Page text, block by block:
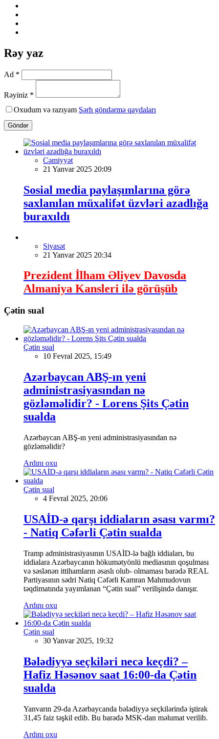
Rəy yaz
Ad *
Rəyiniz *
Oxudum və razıyam Şərh göndərmə qaydaları
Göndər
Cəmiyyət
21 Yanvar 2025 20:09
Sosial media paylaşımlarına görə
saxlanılan müxalifət üzvləri azadlığa
buraxıldı
Siyasət
21 Yanvar 2025 20:34
Prezident İlham Əliyev Davosda
Almaniya Kansleri ilə görüşüb
Çətin sual
Çətin sual
10 Fevral 2025, 15:49
Azərbaycan ABŞ-ın yeni
administrasiyasından nə
gözləməlidir? - Lorens Şits Çətin
sualda
Azərbaycan ABŞ-ın yeni administrasiyasından nə
gözləməlidir?
Ardını oxu
Çətin sual
4 Fevral 2025, 20:06
USAİD-ə qarşı iddiaların əsası varmı?
- Natiq Cəfərli Çətin sualda
Tramp administrasiyasının USAİD-lə bağlı iddiaları, bu
iddialara Azərbaycanın hökumətyönlü mediasının qoşulması
və səslənən ittihamların əsaslı olub- olmaması barədə REAL
Partiyasının sədri Natiq Cəfərli Kamran Mahmudovun
təqdimatında yayımlanan “Çətin sual” verilişində danışır.
Ardını oxu
Çətin sual
30 Yanvar 2025, 19:32
Bələdiyyə seçkiləri necə keçdi? –
Hafiz Həsənov saat 16:00-da Çətin
sualda
Yanvarın 29-da Azərbaycanda bələdiyyə seçkilərində iştirak
31,45 faiz təşkil edib. Bu barədə MSK-dan məlumat verilib.
Ardını oxu